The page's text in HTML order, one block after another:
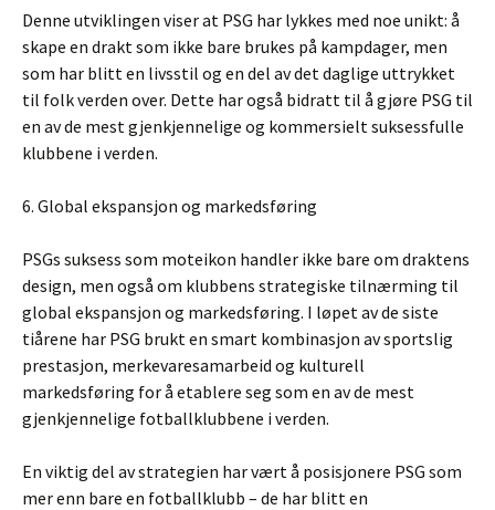
Denne utviklingen viser at PSG har lykkes med noe unikt: å
skape en drakt som ikke bare brukes på kampdager, men
som har blitt en livsstil og en del av det daglige uttrykket
til folk verden over. Dette har også bidratt til å gjøre PSG til
en av de mest gjenkjennelige og kommersielt suksessfulle
klubbene i verden.
6. Global ekspansjon og markedsføring
PSGs suksess som moteikon handler ikke bare om draktens
design, men også om klubbens strategiske tilnærming til
global ekspansjon og markedsføring. I løpet av de siste
tiårene har PSG brukt en smart kombinasjon av sportslig
prestasjon, merkevaresamarbeid og kulturell
markedsføring for å etablere seg som en av de mest
gjenkjennelige fotballklubbene i verden.
En viktig del av strategien har vært å posisjonere PSG som
mer enn bare en fotballklubb – de har blitt en